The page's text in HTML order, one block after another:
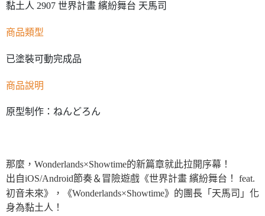
黏土人 2907 世界計畫 繽紛舞台 天馬司
商品類型
已塗裝可動完成品
商品說明
原型制作：ねんどろん
那麼，Wonderlands×Showtime的新篇章就此拉開序幕！
出自iOS/Android節奏＆冒險遊戲《世界計畫 繽紛舞台！ feat.
初音未來》，《Wonderlands×Showtime》的團長「天馬司」化
身為黏土人！